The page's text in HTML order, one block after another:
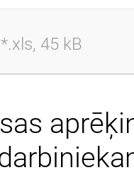
*.xls, 45 kB